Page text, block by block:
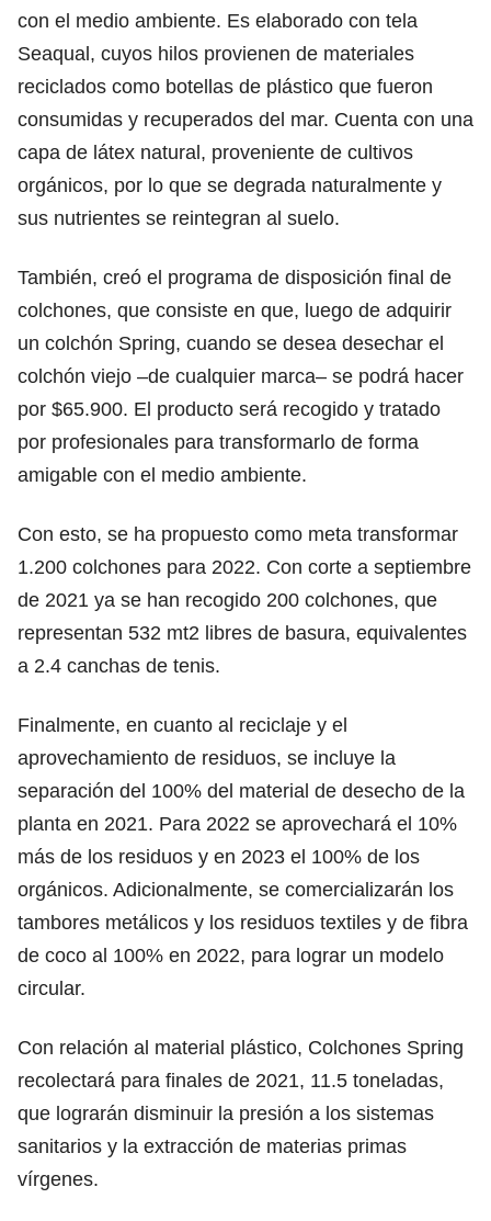
con el medio ambiente. Es elaborado con tela
Seaqual, cuyos hilos provienen de materiales
reciclados como botellas de plástico que fueron
consumidas y recuperados del mar. Cuenta con una
capa de látex natural, proveniente de cultivos
orgánicos, por lo que se degrada naturalmente y
sus nutrientes se reintegran al suelo.
También, creó el programa de disposición final de
colchones, que consiste en que, luego de adquirir
un colchón Spring, cuando se desea desechar el
colchón viejo –de cualquier marca– se podrá hacer
por $65.900. El producto será recogido y tratado
por profesionales para transformarlo de forma
amigable con el medio ambiente.
Con esto, se ha propuesto como meta transformar
1.200 colchones para 2022. Con corte a septiembre
de 2021 ya se han recogido 200 colchones, que
representan 532 mt2 libres de basura, equivalentes
a 2.4 canchas de tenis.
Finalmente, en cuanto al reciclaje y el
aprovechamiento de residuos, se incluye la
separación del 100% del material de desecho de la
planta en 2021. Para 2022 se aprovechará el 10%
más de los residuos y en 2023 el 100% de los
orgánicos. Adicionalmente, se comercializarán los
tambores metálicos y los residuos textiles y de fibra
de coco al 100% en 2022, para lograr un modelo
circular.
Con relación al material plástico, Colchones Spring
recolectará para finales de 2021, 11.5 toneladas,
que lograrán disminuir la presión a los sistemas
sanitarios y la extracción de materias primas
vírgenes.